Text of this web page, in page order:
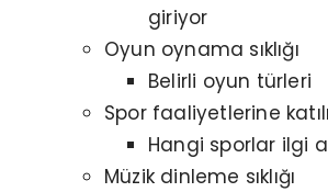
giriyor
Oyun oynama sıklığı
Belirli oyun türleri
Spor faaliyetlerine
Hangi sporlar ilgi
Müzik dinleme sıklığı